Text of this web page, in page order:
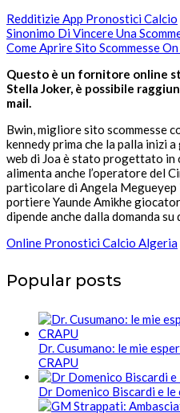
Redditizie App Pronostici Calcio
Sinonimo Di Vincere Una
Come Aprire Sito Scommesse
Questo è un fornitore online
Stella Joker, è possibile
mail.
Bwin, migliore sito scommesse
kennedy prima che la palla inizi
web di Joa è stato progettato in
alimenta anche l’operatore del
particolare di Angela
portiere Yaunde Amikhe
dipende anche dalla domanda
Online Pronostici Calcio Algeria
Popular posts
Dr. Cusumano: le mie
CRAPU
Dr Domenico Biscardi e